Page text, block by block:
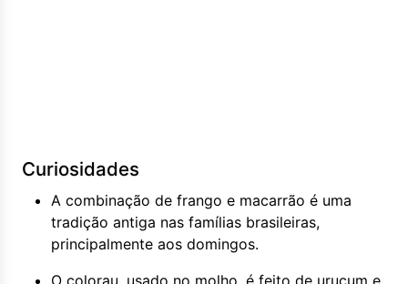
Curiosidades
A combinação de frango e macarrão é uma
tradição antiga nas famílias brasileiras,
principalmente aos domingos.
O colorau, usado no molho, é feito de urucum e